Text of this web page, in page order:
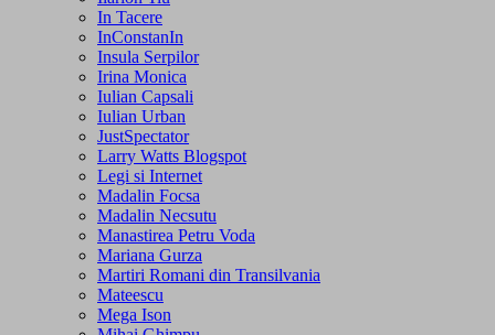
In Tacere
InConstanIn
Insula Serpilor
Irina Monica
Iulian Capsali
Iulian Urban
JustSpectator
Larry Watts Blogspot
Legi si Internet
Madalin Focsa
Madalin Necsutu
Manastirea Petru Voda
Mariana Gurza
Martiri Romani din Transilvania
Mateescu
Mega Ison